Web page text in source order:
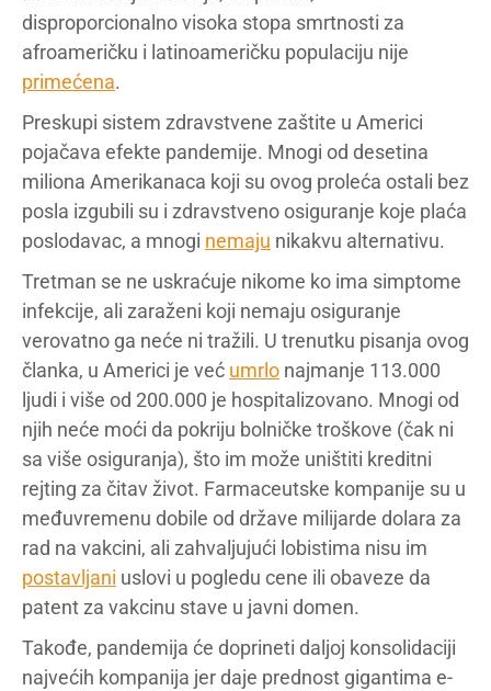
disproporcionalno visoka stopa smrtnosti za
afroameričku i latinoameričku populaciju nije
primećena.
Preskupi sistem zdravstvene zaštite u Americi
pojačava efekte pandemije. Mnogi od desetina
miliona Amerikanaca koji su ovog proleća ostali bez
posla izgubili su i zdravstveno osiguranje koje plaća
poslodavac, a mnogi nemaju nikakvu alternativu.
Tretman se ne uskraćuje nikome ko ima simptome
infekcije, ali zaraženi koji nemaju osiguranje
verovatno ga neće ni tražili. U trenutku pisanja ovog
članka, u Americi je već umrlo najmanje 113.000
ljudi i više od 200.000 je hospitalizovano. Mnogi od
njih neće moći da pokriju bolničke troškove (čak ni
sa više osiguranja), što im može uništiti kreditni
rejting za čitav život. Farmaceutske kompanije su u
međuvremenu dobile od države milijarde dolara za
rad na vakcini, ali zahvaljujući lobistima nisu im
postavljani uslovi u pogledu cene ili obaveze da
patent za vakcinu stave u javni domen.
Takođe, pandemija će doprineti daljoj konsolidaciji
najvećih kompanija jer daje prednost gigantima e-